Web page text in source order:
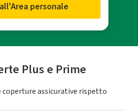
personale
Plus e Prime
coperture assicurative rispetto